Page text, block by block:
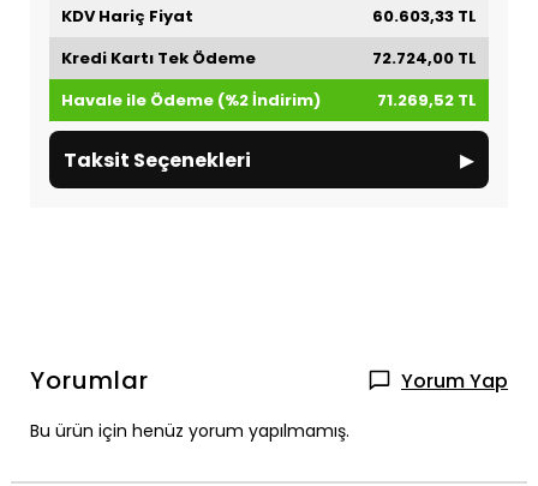
KDV Hariç Fiyat
60.603,33 TL
Kredi Kartı Tek Ödeme
72.724,00 TL
Havale ile Ödeme (%2 İndirim)
71.269,52 TL
Taksit Seçenekleri ▸
Yorumlar Yorum Yap
Bu ürün için henüz yorum yapılmamış.